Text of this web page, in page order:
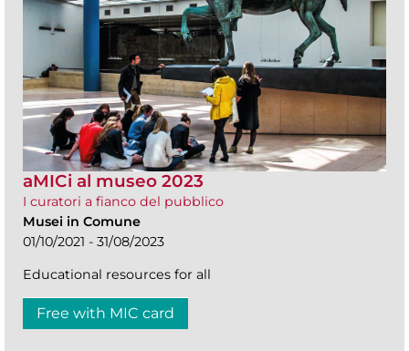
aMICi al museo 2023
I curatori a fianco del pubblico
Musei in Comune
01/10/2021 - 31/08/2023
Educational resources for all
Free with MIC card